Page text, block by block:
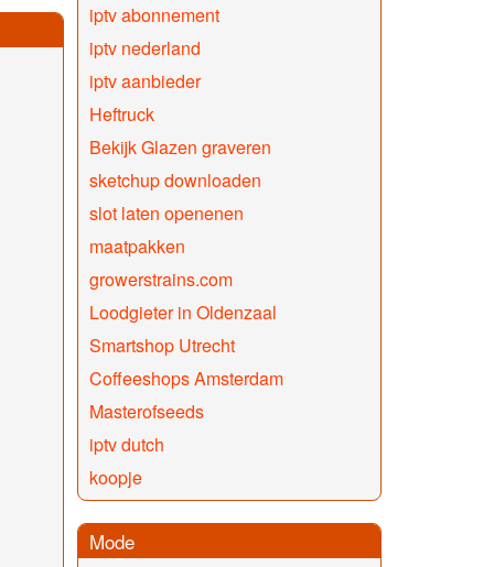
iptv abonnement
iptv nederland
iptv aanbieder
Heftruck
Bekijk Glazen graveren
sketchup downloaden
slot laten openenen
maatpakken
growerstrains.com
Loodgieter in Oldenzaal
Smartshop Utrecht
Coffeeshops Amsterdam
Masterofseeds
iptv dutch
koopje
Mode